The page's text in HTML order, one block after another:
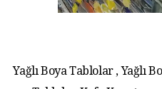
Yağlı Boya Tablolar , Yağlı